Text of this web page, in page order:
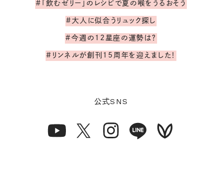
#「飲むゼリー」のレシピで夏の喉をうるおそう
#大人に似合うリュック探し
#今週の12星座の運勢は？
#リンネルが創刊15周年を迎えました！
公式SNS